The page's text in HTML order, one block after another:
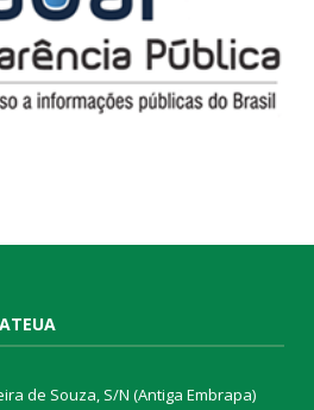
de Souza, S/N (Antiga Embrapa)